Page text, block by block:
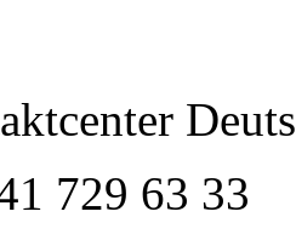
729 63 33